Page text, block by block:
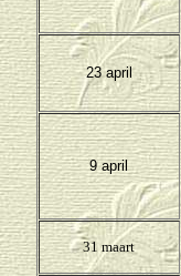
23 april
9 april
31 maart